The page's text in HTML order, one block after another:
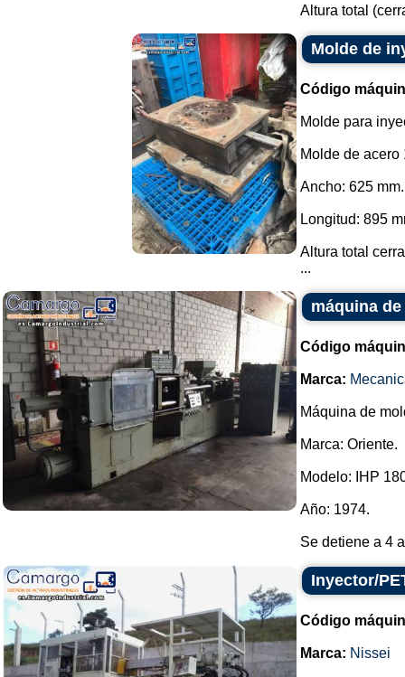
Altura total
Molde de
Código
Molde para
Molde de acero
Ancho: 625 mm.
Longitud: 895
Altura total
...
máquina
Código
Marca:
Máquina de
Marca: Oriente.
Modelo: IHP
Año: 1974.
Se detiene a 4
Inyector/
Código
Marca: Nissei